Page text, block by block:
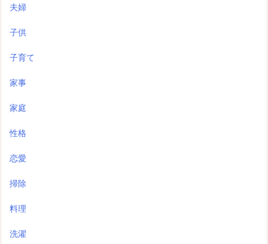
夫婦
子供
子育て
家事
家庭
性格
恋愛
掃除
料理
洗濯